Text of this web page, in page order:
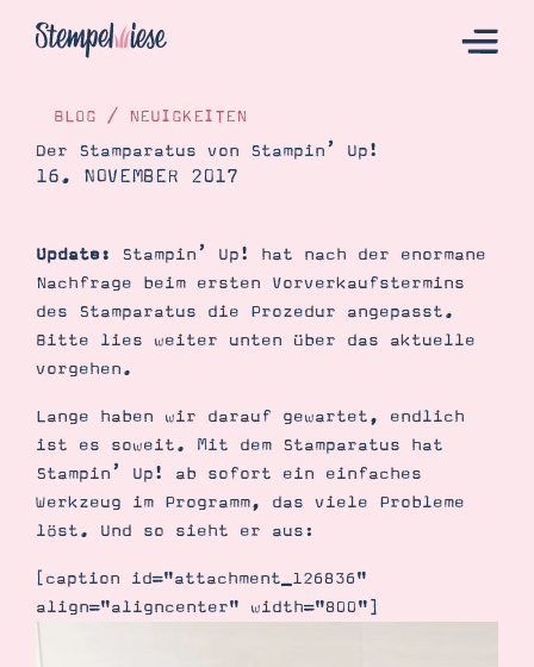
Katalog
Bestellen
Kontakt
Angebote
Demonstrator werden
Blog
Produkte erklärt
BLOG / NEUIGKEITEN
Der Stamparatus von Stampin’ Up!
16. NOVEMBER 2017
Update:
Stampin’ Up! hat nach der enormane
Nachfrage beim ersten Vorverkaufstermins
des Stamparatus die Prozedur angepasst.
Bitte lies weiter unten über das aktuelle
vorgehen.
Lange haben wir darauf gewartet, endlich
ist es soweit. Mit dem Stamparatus hat
Stampin’ Up! ab sofort ein einfaches
Werkzeug im Programm, das viele Probleme
löst. Und so sieht er aus:
[caption id="attachment_126836"
align="aligncenter" width="800"]